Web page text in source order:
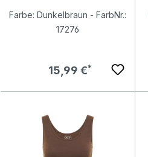
Farbe: Dunkelbraun - FarbNr.:
17276
Regulärer Preis:
15,99 €